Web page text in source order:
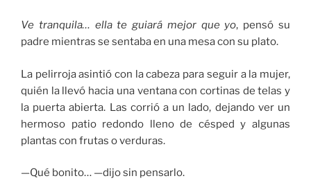
Ve tranquila… ella te guiará mejor que yo, pensó su
padre mientras se sentaba en una mesa con su plato.
La pelirroja asintió con la cabeza para seguir a la mujer,
quién la llevó hacia una ventana con cortinas de telas y
la puerta abierta. Las corrió a un lado, dejando ver un
hermoso patio redondo lleno de césped y algunas
plantas con frutas o verduras.
—Qué bonito… —dijo sin pensarlo.